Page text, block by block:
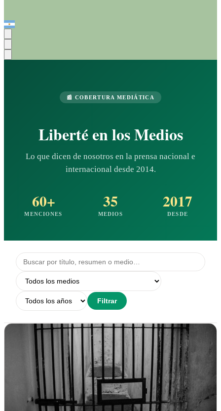
📰 COBERTURA MEDIÁTICA
Liberté en los Medios
Lo que dicen de nosotros en la prensa nacional e
internacional desde 2014.
60+
MENCIONES
35
MEDIOS
2017
DESDE
Filtrar